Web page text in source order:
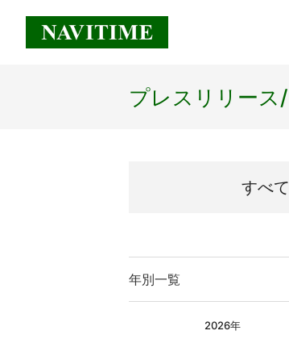
プレスリリース/
すべて
年別一覧
2026年